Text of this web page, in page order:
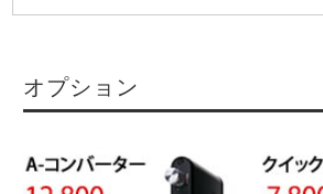
オプション